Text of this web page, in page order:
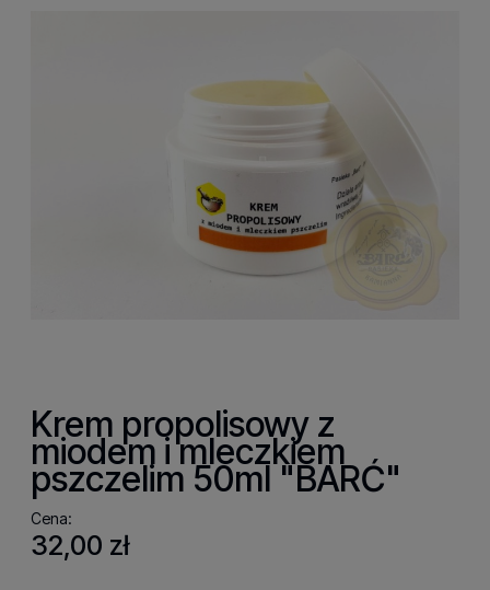
Krem propolisowy z
miodem i mleczkiem
pszczelim 50ml "BARĆ"
Cena:
32,00 zł